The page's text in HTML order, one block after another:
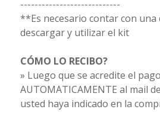
----------------------------
**Es necesario contar con
descargar y utilizar el kit
CÓMO LO RECIBO?
» Luego que se acredite el
AUTOMATICAMENTE al mail
usted haya indicado en la